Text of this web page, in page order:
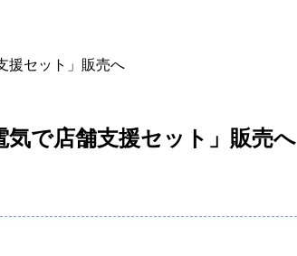
援セット」販売へ
気で店舗支援セット」販売へ